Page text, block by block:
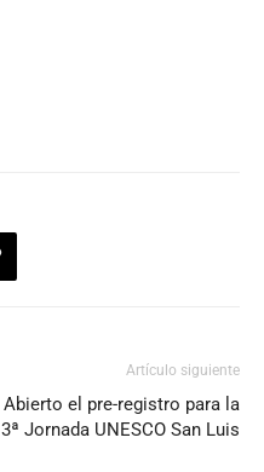
Artículo siguiente
Abierto el pre-registro para la
3ª Jornada UNESCO San Luis